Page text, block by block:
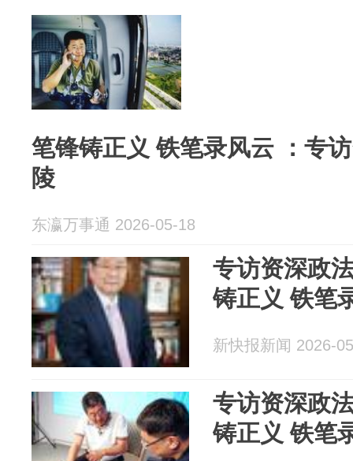
笔锋铸正义 铁笔录风云 ：专
陵
东瀛万事通 2026-05-18
专访资深政
铸正义 铁笔
新快报新闻 2026-
专访资深政
铸正义 铁笔